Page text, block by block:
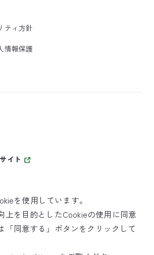
ティ方針
情報保護
イト
アポート
を使用しています。
上を目的としたCookieの使用に同意
「同意する」ボタンをクリックして